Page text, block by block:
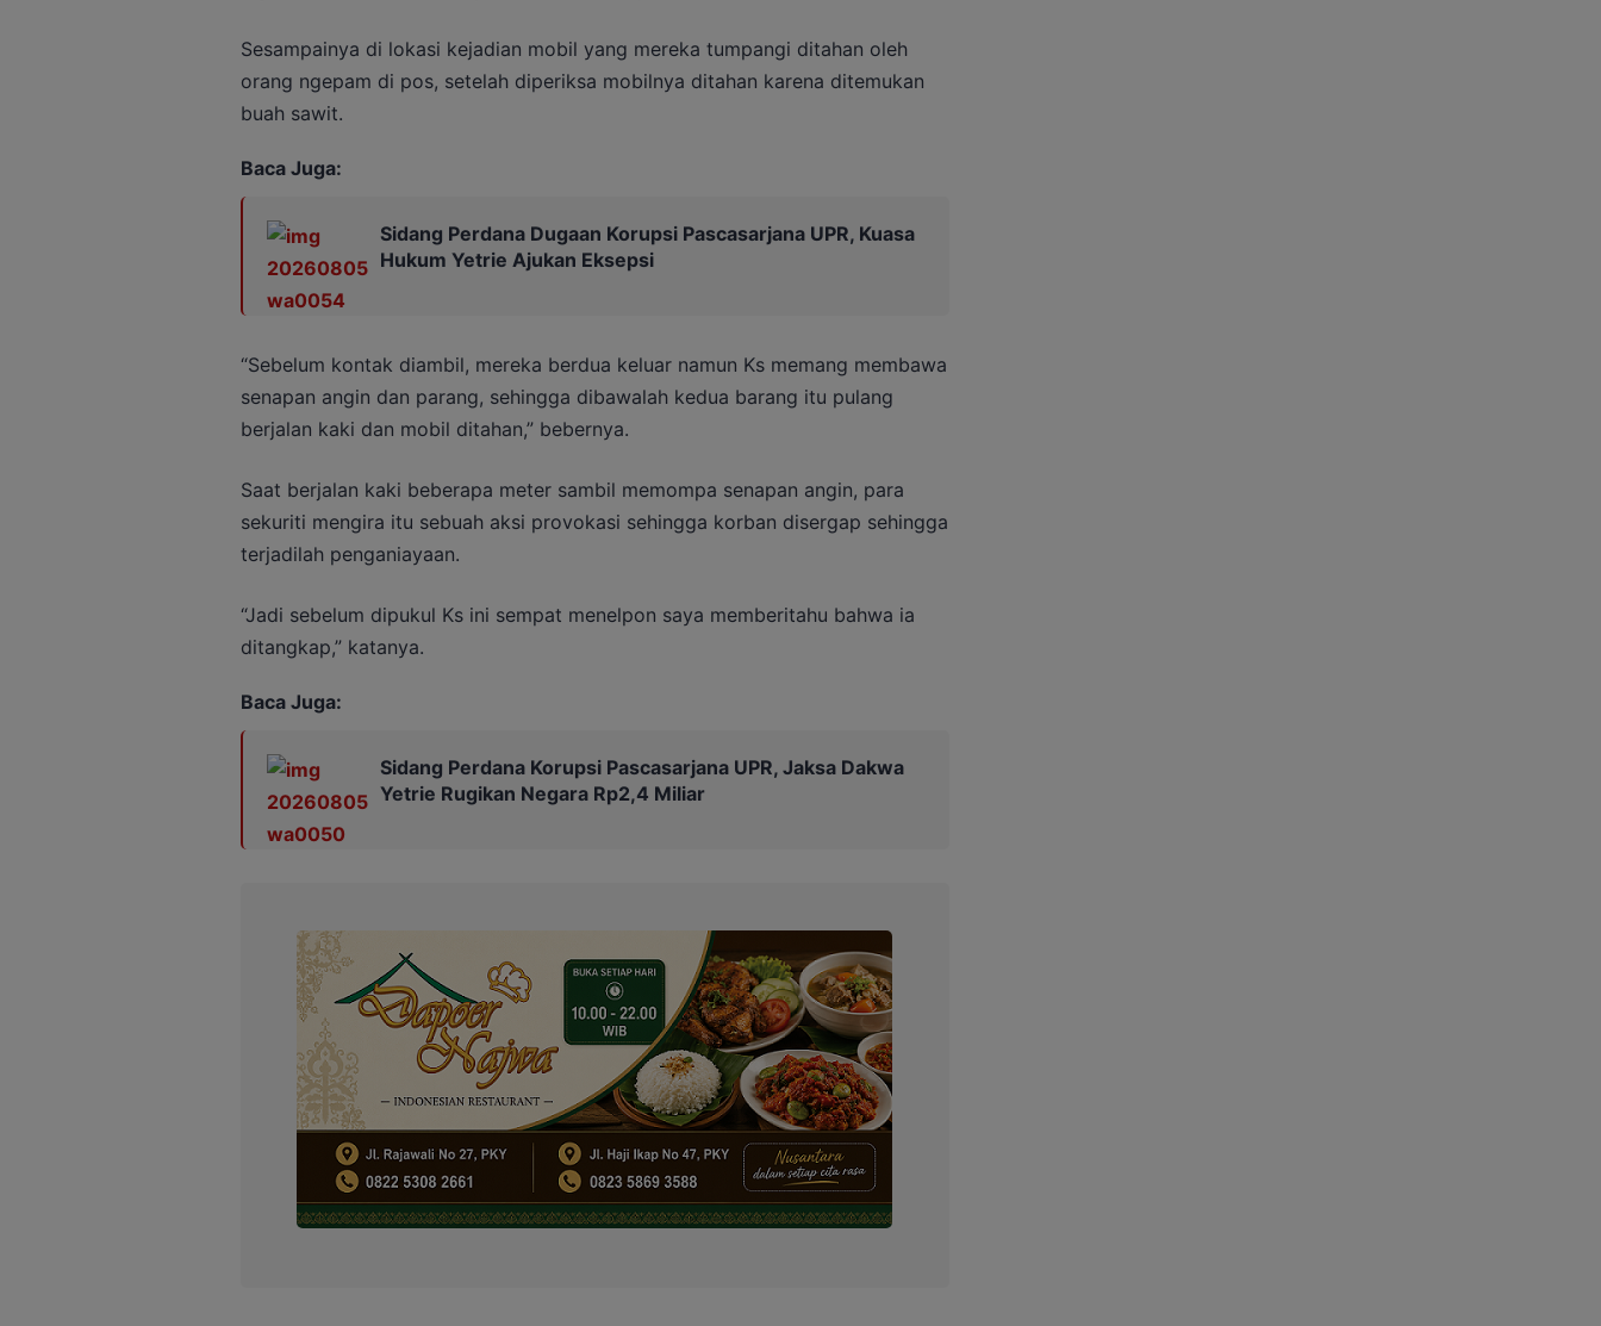
Sesampainya di lokasi kejadian mobil yang mereka tumpangi ditahan oleh
orang ngepam di pos, setelah diperiksa mobilnya ditahan karena ditemukan
buah sawit.
Baca Juga:
Sidang Perdana Dugaan Korupsi Pascasarjana UPR, Kuasa
Hukum Yetrie Ajukan Eksepsi
“Sebelum kontak diambil, mereka berdua keluar namun Ks memang membawa
senapan angin dan parang, sehingga dibawalah kedua barang itu pulang
berjalan kaki dan mobil ditahan,” bebernya.
Saat berjalan kaki beberapa meter sambil memompa senapan angin, para
sekuriti mengira itu sebuah aksi provokasi sehingga korban disergap sehingga
terjadilah penganiayaan.
“Jadi sebelum dipukul Ks ini sempat menelpon saya memberitahu bahwa ia
ditangkap,” katanya.
Baca Juga:
Sidang Perdana Korupsi Pascasarjana UPR, Jaksa Dakwa
Yetrie Rugikan Negara Rp2,4 Miliar